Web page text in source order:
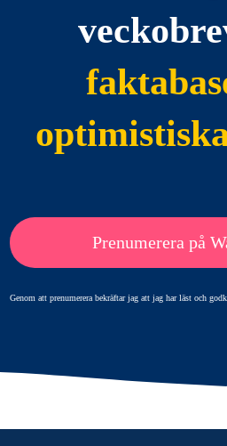
Prenumerera på
Genom att prenumerera bekräftar jag att jag har läst och